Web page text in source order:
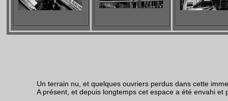
Un terrain nu, et quelques ouvriers perdus dans cette
A présent, et depuis longtemps cet espace a été envahi